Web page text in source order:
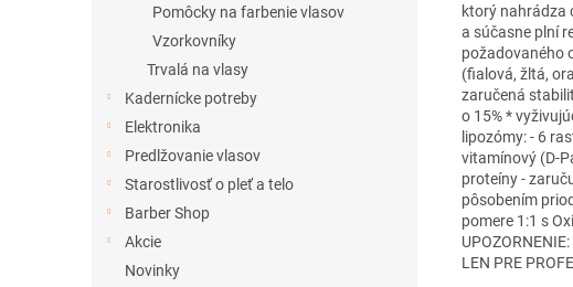
Pomôcky na farbenie vlasov
Vzorkovníky
Trvalá na vlasy
Kadernícke potreby
Elektronika
Predlžovanie vlasov
Starostlivosť o pleť a telo
Barber Shop
Akcie
Novinky
ktorý nahrádza
a súčasne plní
požadovaného
(fialová, žltá,
zaručená
o 15% *
lipozómy: - 6
vitamínový (D-
proteíny -
pôsobením
pomere 1:1 s
LEN PRE